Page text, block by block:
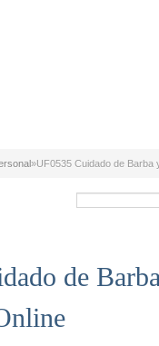
»UF0535 Cuidado de Barba
de